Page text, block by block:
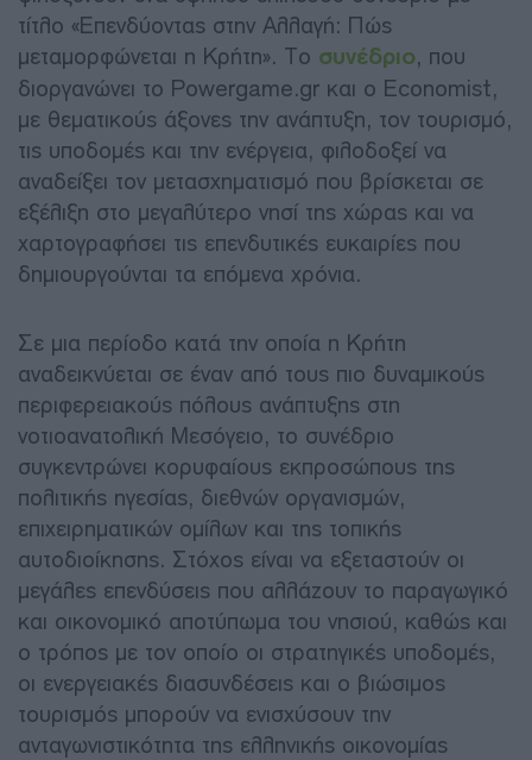
τίτλο «Επενδύοντας στην Αλλαγή: Πώς
μεταμορφώνεται η Κρήτη». Το συνέδριο, που
διοργανώνει το Powergame.gr και ο Economist,
με θεματικούς άξονες την ανάπτυξη, τον τουρισμό,
τις υποδομές και την ενέργεια, φιλοδοξεί να
αναδείξει τον μετασχηματισμό που βρίσκεται σε
εξέλιξη στο μεγαλύτερο νησί της χώρας και να
χαρτογραφήσει τις επενδυτικές ευκαιρίες που
δημιουργούνται τα επόμενα χρόνια.
Σε μια περίοδο κατά την οποία η Κρήτη
αναδεικνύεται σε έναν από τους πιο δυναμικούς
περιφερειακούς πόλους ανάπτυξης στη
νοτιοανατολική Μεσόγειο, το συνέδριο
συγκεντρώνει κορυφαίους εκπροσώπους της
πολιτικής ηγεσίας, διεθνών οργανισμών,
επιχειρηματικών ομίλων και της τοπικής
αυτοδιοίκησης. Στόχος είναι να εξεταστούν οι
μεγάλες επενδύσεις που αλλάζουν το παραγωγικό
και οικονομικό αποτύπωμα του νησιού, καθώς και
ο τρόπος με τον οποίο οι στρατηγικές υποδομές,
οι ενεργειακές διασυνδέσεις και ο βιώσιμος
τουρισμός μπορούν να ενισχύσουν την
ανταγωνιστικότητα της ελληνικής οικονομίας